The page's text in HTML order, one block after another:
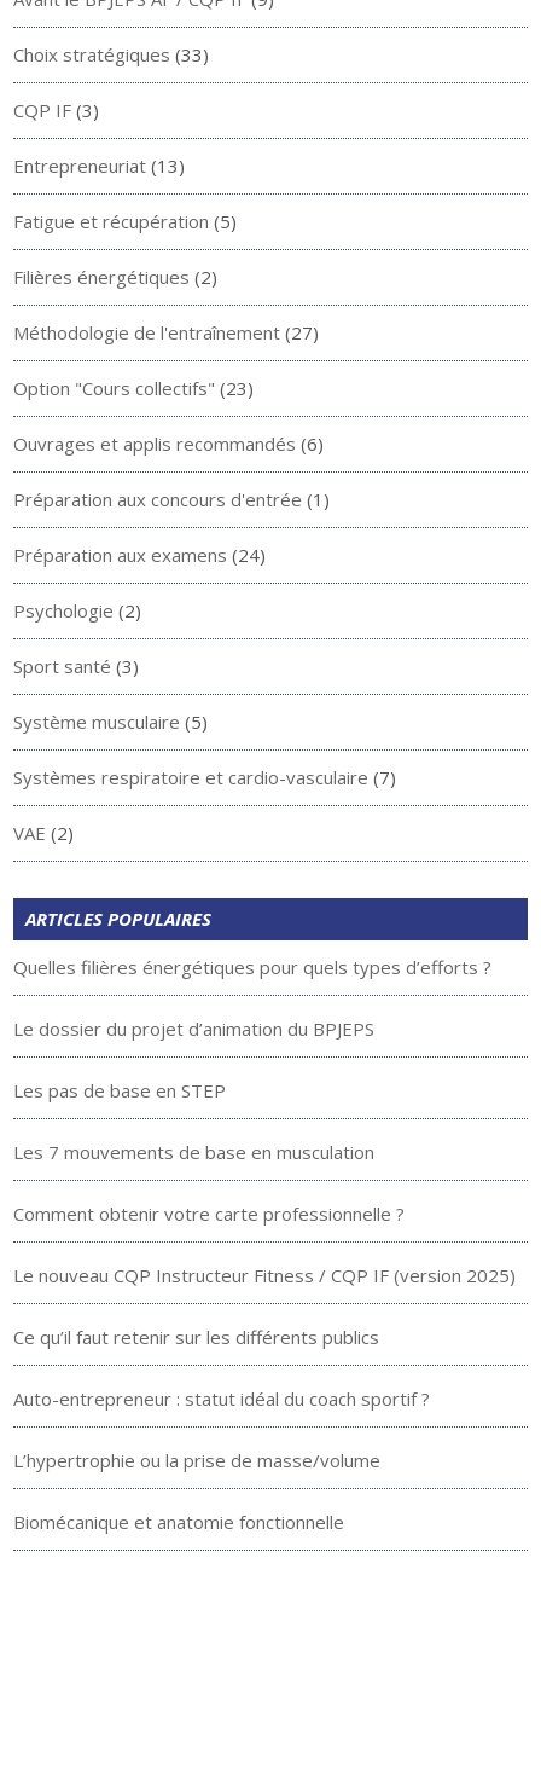
Choix stratégiques (33)
CQP IF (3)
Entrepreneuriat (13)
Fatigue et récupération (5)
Filières énergétiques (2)
Méthodologie de l'entraînement (27)
Option "Cours collectifs" (23)
Ouvrages et applis recommandés (6)
Préparation aux concours d'entrée (1)
Préparation aux examens (24)
Psychologie (2)
Sport santé (3)
Système musculaire (5)
Systèmes respiratoire et cardio-vasculaire (7)
VAE (2)
ARTICLES POPULAIRES
Quelles filières énergétiques pour quels types d’efforts ?
Le dossier du projet d’animation du BPJEPS
Les pas de base en STEP
Les 7 mouvements de base en musculation
Comment obtenir votre carte professionnelle ?
Le nouveau CQP Instructeur Fitness / CQP IF (version 2025)
Ce qu’il faut retenir sur les différents publics
Auto-entrepreneur : statut idéal du coach sportif ?
L’hypertrophie ou la prise de masse/volume
Biomécanique et anatomie fonctionnelle